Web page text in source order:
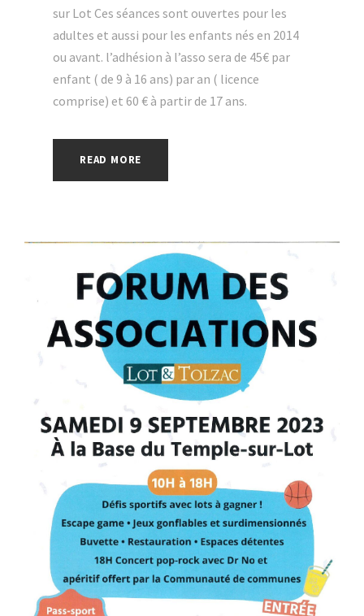
sur Lot Ces séances sont ouvertes pour les
adultes et aussi pour les enfants nés en 2014
ou avant. l’adhésion à l’asso sera de 45€ par
enfant ( de 9 à 16 ans) par an ( licence
comprise) et 60 € à partir de 17 ans.
READ MORE